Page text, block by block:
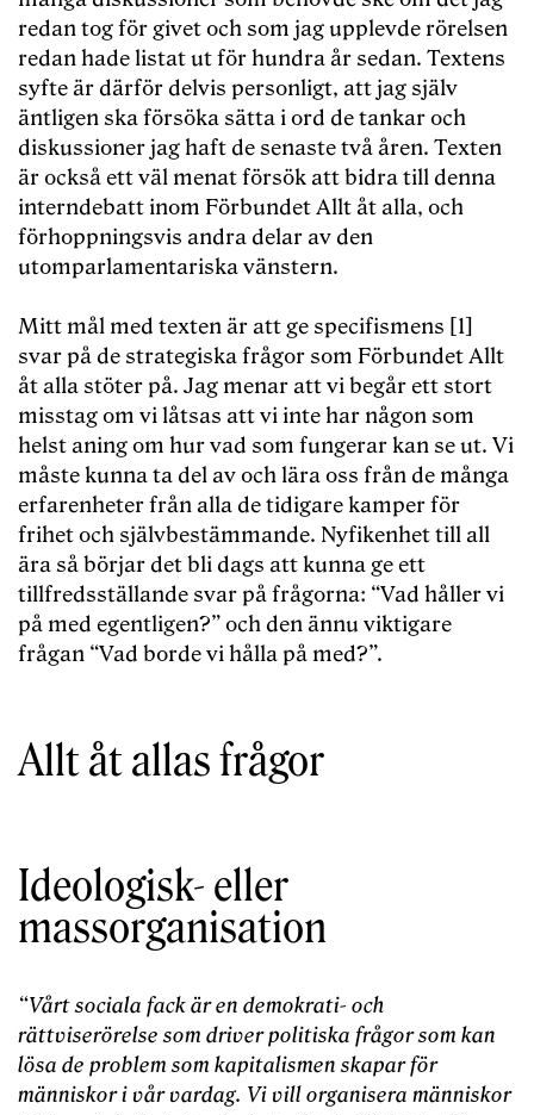
redan tog för givet och som jag upplevde rörelsen
redan hade listat ut för hundra år sedan. Textens
syfte är därför delvis personligt, att jag själv
äntligen ska försöka sätta i ord de tankar och
diskussioner jag haft de senaste två åren. Texten
är också ett väl menat försök att bidra till denna
interndebatt inom Förbundet Allt åt alla, och
förhoppningsvis andra delar av den
utomparlamentariska vänstern.
Mitt mål med texten är att ge specifismens [1]
svar på de strategiska frågor som Förbundet Allt
åt alla stöter på. Jag menar att vi begår ett stort
misstag om vi låtsas att vi inte har någon som
helst aning om hur vad som fungerar kan se ut. Vi
måste kunna ta del av och lära oss från de många
erfarenheter från alla de tidigare kamper för
frihet och självbestämmande. Nyfikenhet till all
ära så börjar det bli dags att kunna ge ett
tillfredsställande svar på frågorna: “Vad håller vi
på med egentligen?” och den ännu viktigare
frågan “Vad borde vi hålla på med?”.
Allt åt allas frågor
Ideologisk- eller
massorganisation
“Vårt sociala fack är en demokrati- och
rättviserörelse som driver politiska frågor som kan
lösa de problem som kapitalismen skapar för
människor i vår vardag. Vi vill organisera människor